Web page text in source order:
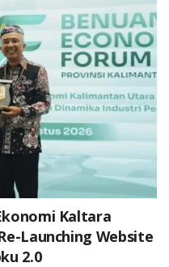
Kaltara
Launching Website
2.0